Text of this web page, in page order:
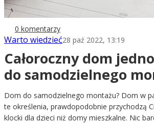
0 komentarzy
Warto wiedzieć28 paź 2022, 13:19
Całoroczny dom
do samodzielnego
czyli TWÓJ DOM W
Dom do samodzielnego montażu? Dom w
te określenia, prawdopodobnie przychodzą
klocki dla dzieci niż domy mieszkalne. Nic